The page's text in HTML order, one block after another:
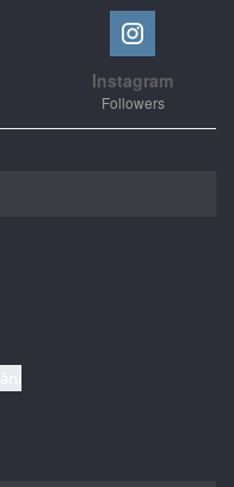
Instagram
Followers